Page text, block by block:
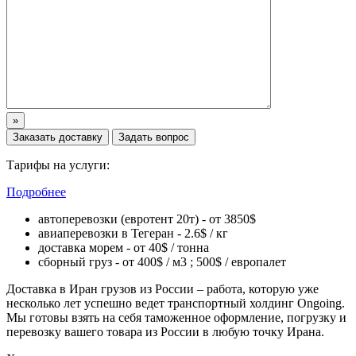
Тарифы на услуги:
Подробнее
автоперевозки (евротент 20т) - от 3850$
авиаперевозки в Тегеран - 2.6$ / кг
доставка морем - от 40$ / тонна
сборный груз - от 400$ / м3 ; 500$ / европалет
Доставка в Иран грузов из России – работа, которую уже
несколько лет успешно ведет транспортный холдинг Ongoing.
Мы готовы взять на себя таможенное оформление, погрузку и
перевозку вашего товара из России в любую точку Ирана.